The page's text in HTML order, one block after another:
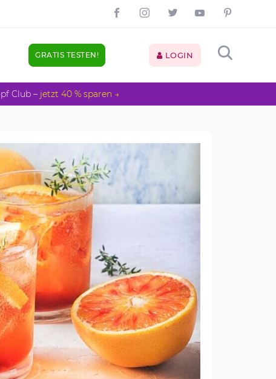
GRATIS TESTEN! LOGIN
Club – jetzt 40 % sparen →